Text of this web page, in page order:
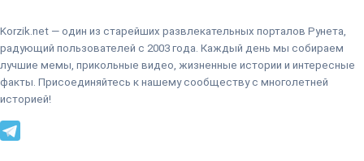
Korzik.net — один из старейших развлекательных порталов Рунета,
радующий пользователей с 2003 года. Каждый день мы собираем
лучшие мемы, прикольные видео, жизненные истории и интересные
факты. Присоединяйтесь к нашему сообществу с многолетней
историей!